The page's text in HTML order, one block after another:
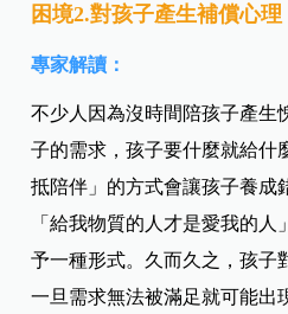
困境2.對孩子產生補償心理
專家解讀：
不少人因為沒時間陪孩子產生
子的需求，孩子要什麼就給什
抵陪伴」的方式會讓孩子養成
「給我物質的人才是愛我的
予一種形式。久而久之，孩子
一旦需求無法被滿足就可能出